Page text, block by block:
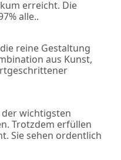
erreicht. Die
alle..
reine Gestaltung
aus Kunst,
der wichtigsten
Trotzdem erfüllen
Sie sehen ordentlich